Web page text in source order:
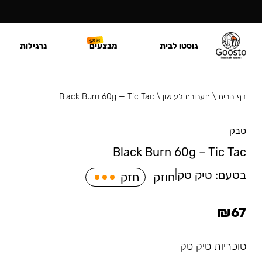
דף הבית\ תערובת לעישון \
Black Burn 60g — Tic Tac
טבק
Black Burn 60g – Tic Tac
בטעם: טיק טק חוזק חזק
₪67
סוכריות טיק טק
גוסטו לבית מבצעים נרגילות